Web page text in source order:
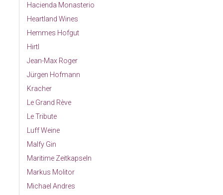
Hacienda Monasterio
Heartland Wines
Hemmes Hofgut
Hirtl
Jean-Max Roger
Jürgen Hofmann
Kracher
Le Grand Rève
Le Tribute
Luff Weine
Malfy Gin
Maritime Zeitkapseln
Markus Molitor
Michael Andres